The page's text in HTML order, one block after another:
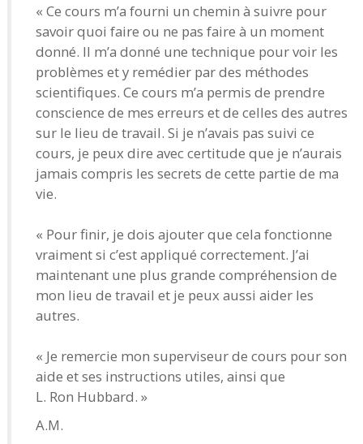
« Ce cours m’a fourni un chemin à suivre pour
savoir quoi faire ou ne pas faire à un moment
donné. Il m’a donné une technique pour voir les
problèmes et y remédier par des méthodes
scientifiques. Ce cours m’a permis de prendre
conscience de mes erreurs et de celles des autres
sur le lieu de travail. Si je n’avais pas suivi ce
cours, je peux dire avec certitude que je n’aurais
jamais compris les secrets de cette partie de ma
vie.
« Pour finir, je dois ajouter que cela fonctionne
vraiment si c’est appliqué correctement. J’ai
maintenant une plus grande compréhension de
mon lieu de travail et je peux aussi aider les
autres.
« Je remercie mon superviseur de cours pour son
aide et ses instructions utiles, ainsi que
L. Ron Hubbard. »
A.M.